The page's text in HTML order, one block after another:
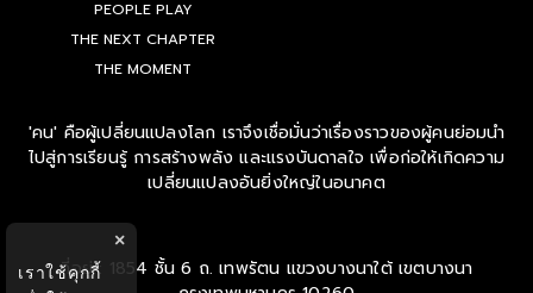
PEOPLE PLAY
THE NEXT CHAPTER
THE MOMENT
'คน' คือผู้เปลี่ยนแปลงโลก เราจึงเชื่อมั่นว่าเรื่องราวของผู้คนย่อมนำ
ไปสู่การเรียนรู้ การสร้างพลัง และแรงบันดาลใจ เพื่อก่อให้เกิดความ
เปลี่ยนแปลงอันยิ่งใหญ่ในอนาคต
ที่อยู่ : 1854 ชั้น 6 ถ. เทพรัตน แขวงบางนาใต้ เขตบางนา
×
เราใช้คุกกี้